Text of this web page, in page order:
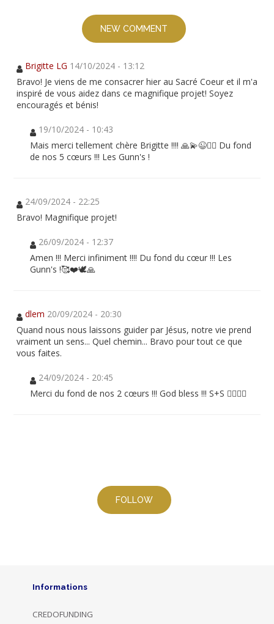
NEW COMMENT
Brigitte LG 14/10/2024 - 13:12
Bravo! Je viens de me consacrer hier au Sacré Coeur et il m'a
inspiré de vous aidez dans ce magnifique projet! Soyez
encouragés et bénis!
19/10/2024 - 10:43
Mais merci tellement chère Brigitte !!!! 🙏💫😉❤️‍🔥 Du fond
de nos 5 cœurs !!! Les Gunn's !
24/09/2024 - 22:25
Bravo! Magnifique projet!
26/09/2024 - 12:37
Amen !!! Merci infiniment !!!! Du fond du cœur !!! Les
Gunn's !🥰❤️🕊🙏
dlem 20/09/2024 - 20:30
Quand nous nous laissons guider par Jésus, notre vie prend
vraiment un sens... Quel chemin... Bravo pour tout ce que
vous faites.
24/09/2024 - 20:45
Merci du fond de nos 2 cœurs !!! God bless !!! S+S ❤️‍🔥❤️‍🔥
Informations
CREDOFUNDING